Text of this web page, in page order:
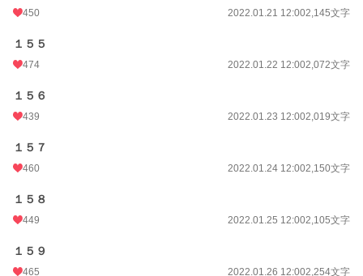
450 2022.01.21 12:002,145文字
１５５
474 2022.01.22 12:002,072文字
１５６
439 2022.01.23 12:002,019文字
１５７
460 2022.01.24 12:002,150文字
１５８
449 2022.01.25 12:002,105文字
１５９
465 2022.01.26 12:002,254文字